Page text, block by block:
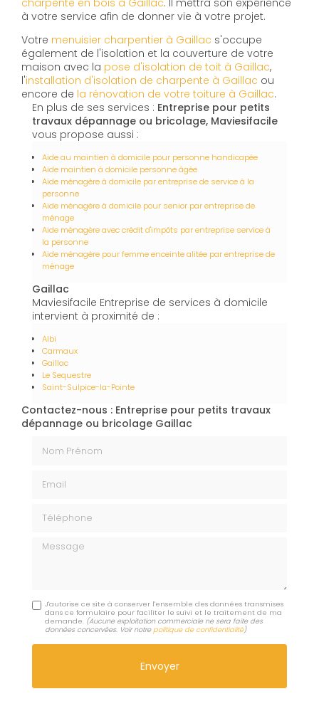
charpente en bois à Gaillac. Il mettra son expérience
à votre service afin de donner vie à votre projet.
Votre menuisier charpentier à Gaillac s'occupe
également de l'isolation et la couverture de votre
maison avec la pose d'isolation de toit à Gaillac,
l'installation d'isolation de charpente à Gaillac ou
encore de la rénovation de votre toiture à Gaillac.
En plus de ses services : Entreprise pour petits
travaux dépannage ou bricolage, Maviesifacile
vous propose aussi :
Aide au maintien à domicile pour personne handicapée
Aide maintien à domicile personne âgée
Aide ménagère à domicile par entreprise de service à la
personne
Aide ménagère à domicile pour senior par entreprise de
ménage
Aide ménagère avec crédit d'impôts par entreprise service à
la personne
Aide ménagère pour femme enceinte alitée par entreprise de
ménage
Gaillac
Maviesifacile Entreprise de services à domicile
intervient à proximité de :
Albi
Carmaux
Gaillac
Le Sequestre
Saint-Sulpice-la-Pointe
Contactez-nous : Entreprise pour petits travaux
dépannage ou bricolage Gaillac
Message
J'autorise ce site à conserver l'ensemble des données transmises
dans ce formulaire pour faciliter le suivi et le traitement de ma
demande. (Aucune exploitation commerciale ne sera faite des
données concervées. Voir notrepolitique de confidentialité)